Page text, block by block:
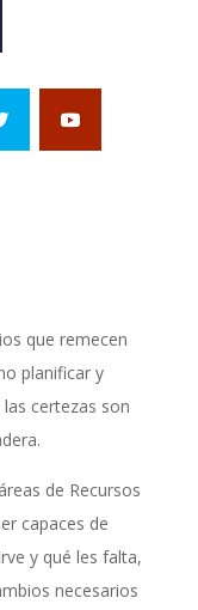
que remecen
planificar y
certezas son
de Recursos
capaces de
y qué les falta,
necesarios